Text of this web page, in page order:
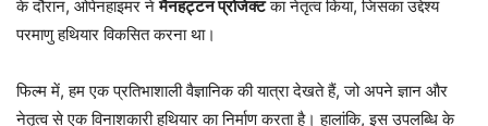
के दौरान, ओपेनहाइमर नेमैनहट्टन प्रोजेक्टका नेतृत्व किया, जिसका उद्देश्य
परमाणु हथियार विकसित करना था।
फिल्म में, हम एक प्रतिभाशाली वैज्ञानिक की यात्रा देखते हैं, जो अपने ज्ञान और
नेतृत्व से एक विनाशकारी हथियार का निर्माण करता है। हालांकि, इस उपलब्धि के